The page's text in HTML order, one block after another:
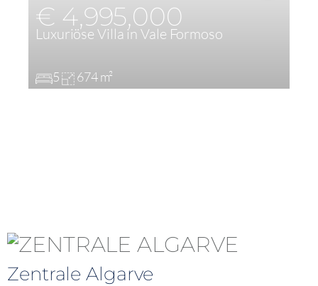
€ 4,995,000
Luxuriöse Villa in Vale Formoso
5 674 m²
Zentrale Algarve